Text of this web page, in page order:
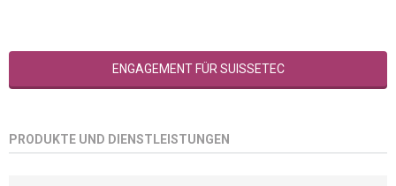
ENGAGEMENT FÜR SUISSETEC
PRODUKTE UND DIENSTLEISTUNGEN